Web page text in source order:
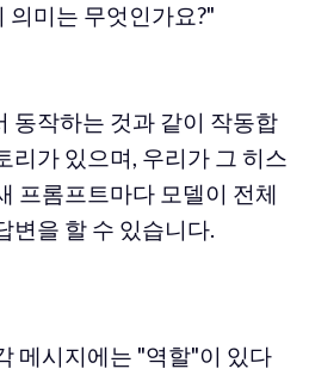
의미는 무엇인가요?"
동작하는 것과 같이 작동합
리가 있으며, 우리가 그 히스
프롬프트마다 모델이 전체
변을 할 수 있습니다.
메시지에는 "역할"이 있다